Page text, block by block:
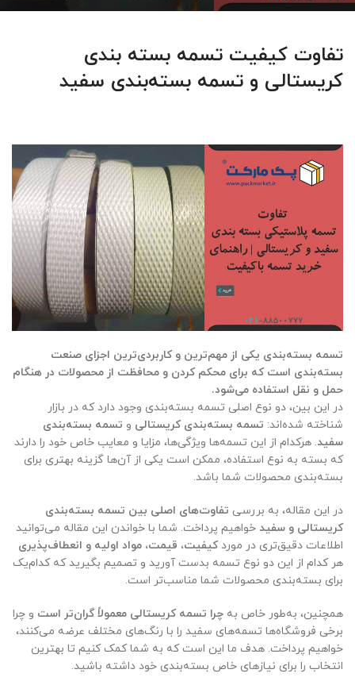
تفاوت کیفیت تسمه بسته‌ بندی
کریستالی و تسمه بسته‌بندی سفید
تسمه بسته‌بندی یکی از مهم‌ترین و کاربردی‌ترین اجزای صنعت
بسته‌بندی است که برای محکم کردن و محافظت از محصولات در هنگام
حمل و نقل استفاده می‌شود.
در این بین، دو نوع اصلی تسمه بسته‌بندی وجود دارد که در بازار
شناخته شده‌اند: تسمه بسته‌بندی کریستالی و تسمه بسته‌بندی
سفید. هرکدام از این تسمه‌ها ویژگی‌ها، مزایا و معایب خاص خود را دارند
که بسته به نوع استفاده، ممکن است یکی از آن‌ها گزینه بهتری برای
بسته‌بندی محصولات شما باشد.
در این مقاله، به بررسی تفاوت‌های اصلی بین تسمه بسته‌بندی
کریستالی و سفید خواهیم پرداخت. شما با خواندن این مقاله می‌توانید
اطلاعات دقیق‌تری در موردکیفیت، قیمت، مواد اولیه و انعطاف‌پذیری
هر کدام از این دو نوع تسمه بدست آورید و تصمیم بگیرید که کدام‌یک
برای بسته‌بندی محصولات شما مناسب‌تر است.
همچنین، به‌طور خاص به چرا تسمه کریستالی معمولاً گران‌تر است و چرا
برخی فروشگاه‌ها تسمه‌های سفید را با رنگ‌های مختلف عرضه می‌کنند،
خواهیم پرداخت. هدف ما این است که به شما کمک کنیم تا بهترین
انتخاب را برای نیازهای خاص بسته‌بندی خود داشته باشید.